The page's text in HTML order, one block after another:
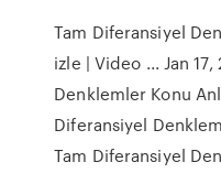
Tam Diferansiyel
izle | Video ... Jan 17,
Denklemler Konu
Diferansiyel
Tam Diferansiyel